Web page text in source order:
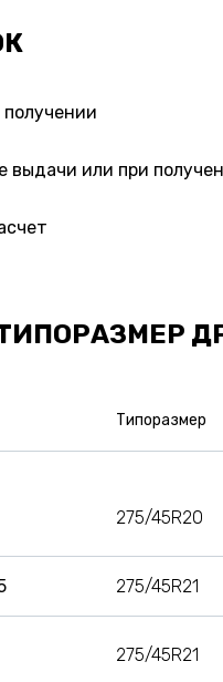
выдачи или при
Типоразмер
275/45R20
275/45R21
275/45R21